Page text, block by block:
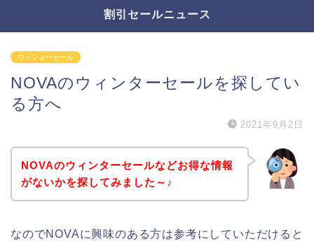
割引セールニュース
ウィンターセール
NOVAのウィンターセールを探してい
る方へ
2021年9月2日
NOVAのウィンターセールなどお得な情報
がないかを探してみました～♪
なのでNOVAに興味のある方は参考にしていただけると